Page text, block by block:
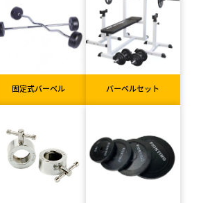
固定式バーベル バーベルセット